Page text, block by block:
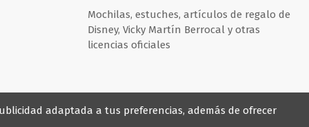
Mochilas, estuches, artículos de regalo de
Disney, Vicky Martín Berrocal y otras
licencias oficiales
adaptada a tus preferencias, además de ofrecer